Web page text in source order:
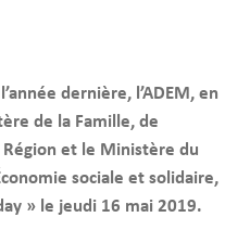
dernière, l’ADEM, en
de la Famille, de
et le Ministère du
sociale et solidaire,
» le jeudi 16 mai 2019.